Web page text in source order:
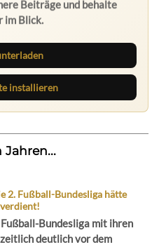
im Blick.
installieren
Jahren...
2. Fußball-Bundesliga hätte
Bundesliga mit ihren
deutlich vor dem